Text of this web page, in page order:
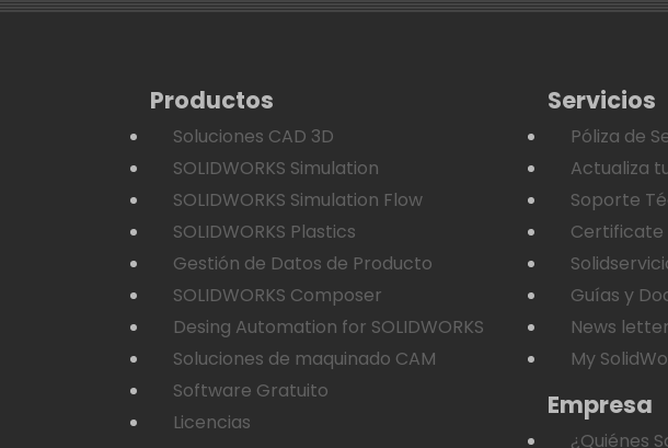
Productos
Soluciones CAD 3D
SOLIDWORKS Simulation
SOLIDWORKS Simulation Flow
SOLIDWORKS Plastics
Gestión de Datos de Producto
SOLIDWORKS Composer
Desing Automation for SOLIDWORKS
Soluciones de maquinado CAM
Software Gratuito
Licencias
Servicios
Póliza de
Actualiza
Soporte
Certificate
Guías y
News
My
Empresa
¿Quiénes